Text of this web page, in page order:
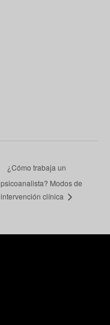
¿Cómo trabaja un
psicoanalista? Modos de
intervención clínica